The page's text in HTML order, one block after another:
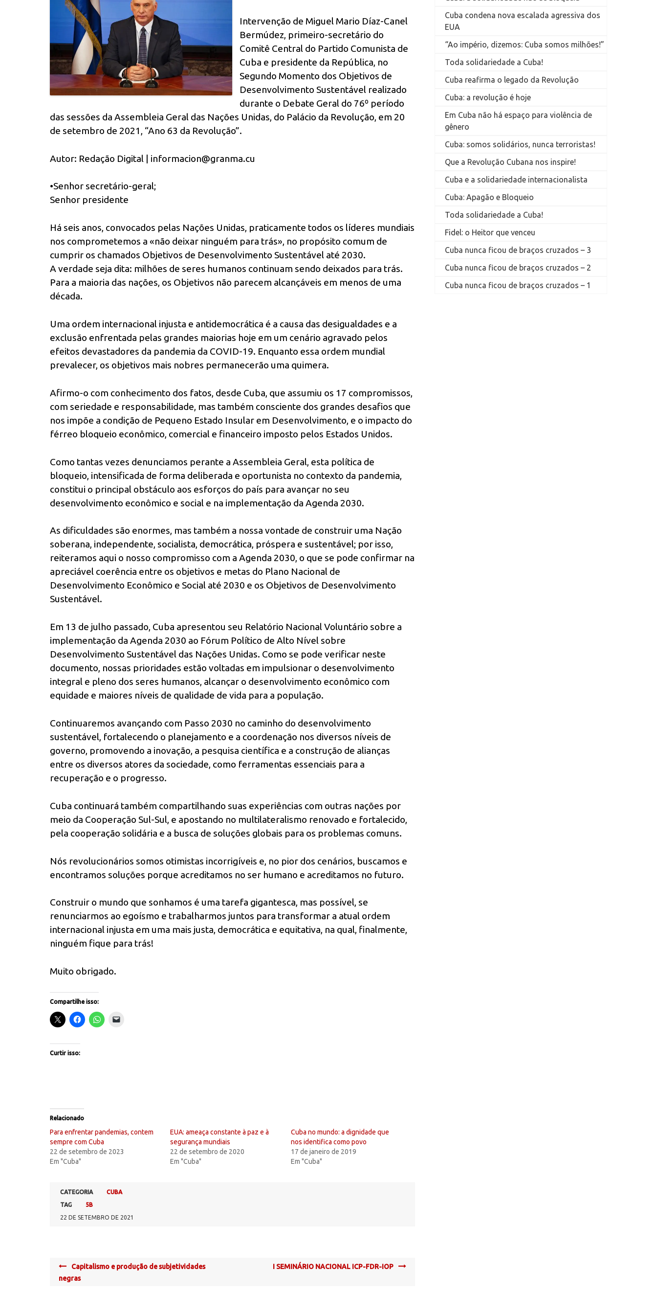
Intervenção de Miguel Mario Díaz-Canel
Bermúdez, primeiro-secretário do
Comitê Central do Partido Comunista de
Cuba e presidente da República, no
Segundo Momento dos Objetivos de
Desenvolvimento Sustentável realizado
durante o Debate Geral do 76º período
das sessões da Assembleia Geral das Nações Unidas, do Palácio da Revolução, em 20
de setembro de 2021, “Ano 63 da Revolução”.
Autor: Redação Digital | informacion@granma.cu
•Senhor secretário-geral;
Senhor presidente
Há seis anos, convocados pelas Nações Unidas, praticamente todos os líderes mundiais
nos comprometemos a «não deixar ninguém para trás», no propósito comum de
cumprir os chamados Objetivos de Desenvolvimento Sustentável até 2030.
A verdade seja dita: milhões de seres humanos continuam sendo deixados para trás.
Para a maioria das nações, os Objetivos não parecem alcançáveis em menos de uma
década.
Uma ordem internacional injusta e antidemocrática é a causa das desigualdades e a
exclusão enfrentada pelas grandes maiorias hoje em um cenário agravado pelos
efeitos devastadores da pandemia da COVID-19. Enquanto essa ordem mundial
prevalecer, os objetivos mais nobres permanecerão uma quimera.
Afirmo-o com conhecimento dos fatos, desde Cuba, que assumiu os 17 compromissos,
com seriedade e responsabilidade, mas também consciente dos grandes desafios que
nos impõe a condição de Pequeno Estado Insular em Desenvolvimento, e o impacto do
férreo bloqueio econômico, comercial e financeiro imposto pelos Estados Unidos.
Como tantas vezes denunciamos perante a Assembleia Geral, esta política de
bloqueio, intensificada de forma deliberada e oportunista no contexto da pandemia,
constitui o principal obstáculo aos esforços do país para avançar no seu
desenvolvimento econômico e social e na implementação da Agenda 2030.
As dificuldades são enormes, mas também a nossa vontade de construir uma Nação
soberana, independente, socialista, democrática, próspera e sustentável; por isso,
reiteramos aqui o nosso compromisso com a Agenda 2030, o que se pode confirmar na
apreciável coerência entre os objetivos e metas do Plano Nacional de
Desenvolvimento Econômico e Social até 2030 e os Objetivos de Desenvolvimento
Sustentável.
Em 13 de julho passado, Cuba apresentou seu Relatório Nacional Voluntário sobre a
implementação da Agenda 2030 ao Fórum Político de Alto Nível sobre
Desenvolvimento Sustentável das Nações Unidas. Como se pode verificar neste
documento, nossas prioridades estão voltadas em impulsionar o desenvolvimento
integral e pleno dos seres humanos, alcançar o desenvolvimento econômico com
equidade e maiores níveis de qualidade de vida para a população.
Continuaremos avançando com Passo 2030 no caminho do desenvolvimento
sustentável, fortalecendo o planejamento e a coordenação nos diversos níveis de
governo, promovendo a inovação, a pesquisa científica e a construção de alianças
entre os diversos atores da sociedade, como ferramentas essenciais para a
recuperação e o progresso.
Cuba continuará também compartilhando suas experiências com outras nações por
meio da Cooperação Sul-Sul, e apostando no multilateralismo renovado e fortalecido,
pela cooperação solidária e a busca de soluções globais para os problemas comuns.
Nós revolucionários somos otimistas incorrigíveis e, no pior dos cenários, buscamos e
encontramos soluções porque acreditamos no ser humano e acreditamos no futuro.
Construir o mundo que sonhamos é uma tarefa gigantesca, mas possível, se
renunciarmos ao egoísmo e trabalharmos juntos para transformar a atual ordem
internacional injusta em uma mais justa, democrática e equitativa, na qual, finalmente,
ninguém fique para trás!
Muito obrigado.
Compartilhe isso:
Curtir isso:
Relacionado
Para enfrentar pandemias, contem
sempre com Cuba
22 de setembro de 2023
Em "Cuba"
EUA: ameaça constante à paz e à
segurança mundiais
22 de setembro de 2020
Em "Cuba"
Cuba no mundo: a dignidade que
nos identifica como povo
17 de janeiro de 2019
Em "Cuba"
CATEGORIA
CUBA
TAG
5B
22 DE SETEMBRO DE 2021
Post
navigation
Capitalismo e produção de subjetividades
negras
I SEMINÁRIO NACIONAL ICP-FDR-IOP
Cuba condena nova escalada agressiva dos
EUA
“Ao império, dizemos: Cuba somos milhões!”
Toda solidariedade a Cuba!
Cuba reafirma o legado da Revolução
Cuba: a revolução é hoje
Em Cuba não há espaço para violência de
gênero
Cuba: somos solidários, nunca terroristas!
Que a Revolução Cubana nos inspire!
Cuba e a solidariedade internacionalista
Cuba: Apagão e Bloqueio
Toda solidariedade a Cuba!
Fidel: o Heitor que venceu
Cuba nunca ficou de braços cruzados – 3
Cuba nunca ficou de braços cruzados – 2
Cuba nunca ficou de braços cruzados – 1